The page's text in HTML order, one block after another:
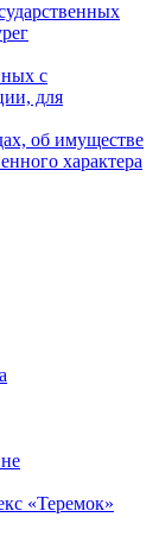
с
для
об имуществе
характера
«Теремок»